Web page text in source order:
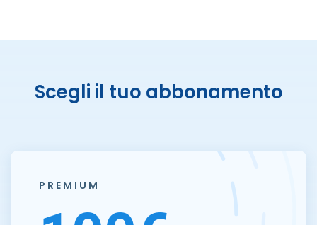
Scegli il tuo abbonamento
PREMIUM